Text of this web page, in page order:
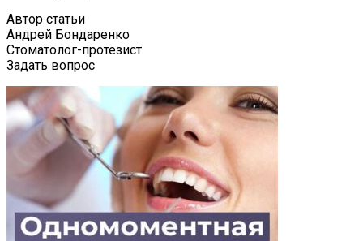
Автор статьи
Андрей Бондаренко
Стоматолог-протезист
Задать вопрос